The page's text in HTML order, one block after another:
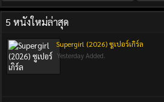
5 หนังใหม่ล่าสุด
Supergirl (2026) ซูเปอร์เกิร์ล
Yesterday Added.